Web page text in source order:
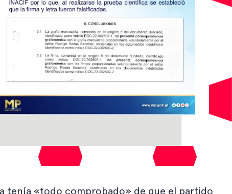
tenía «todo comprobado» de que el partido